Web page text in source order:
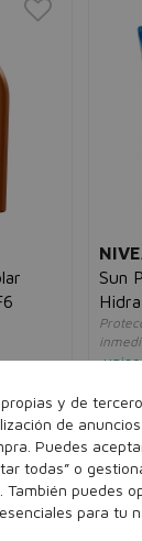
Sun
y de
de
Puedes
todas” o
También puedes
para tu